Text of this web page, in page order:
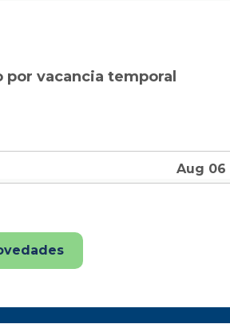
vacancia temporal
Aug